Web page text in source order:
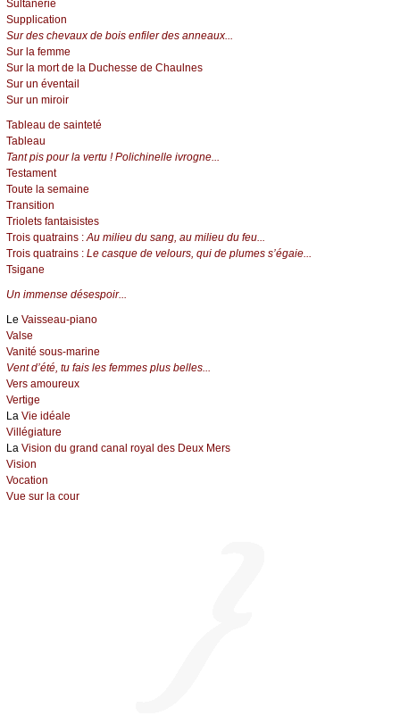
Sultanerie
Supplication
Sur des chevaux de bois enfiler des anneaux...
Sur la femme
Sur la mort de la Duchesse de Chaulnes
Sur un éventail
Sur un miroir
Tableau de sainteté
Tableau
Tant pis pour la vertu ! Polichinelle ivrogne...
Testament
Toute la semaine
Transition
Triolets fantaisistes
Trois quatrains :Au milieu du sang, au milieu du feu...
Trois quatrains : Le casque de velours, qui de plumes s’égaie...
Tsigane
Un immense désespoir...
Le Vaisseau-piano
Valse
Vanité sous-marine
Vent d’été, tu fais les femmes plus belles...
Vers amoureux
Vertige
La Vie idéale
Villégiature
La Vision du grand canal royal des Deux Mers
Vision
Vocation
Vue sur la cour